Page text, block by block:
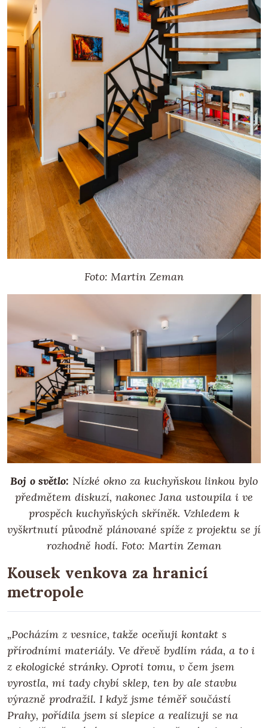
Foto: Martin Zeman
Boj o světlo: Nízké okno za kuchyňskou linkou bylo
předmětem diskuzí, nakonec Jana ustoupila i ve
prospěch kuchyňských skříněk. Vzhledem k
vyškrtnutí původně plánované spíže z projektu se jí
rozhodně hodí. Foto: Martin Zeman
Kousek venkova za hranicí
metropole
„Pocházím z vesnice, takže oceňuji kontakt s
přírodními materiály. Ve dřevě bydlím ráda, a to i
z ekologické stránky. Oproti tomu, v čem jsem
vyrostla, mi tady chybí sklep, ten by ale stavbu
výrazně prodražil. I když jsme téměř součástí
Prahy, pořídila jsem si slepice a realizuji se na